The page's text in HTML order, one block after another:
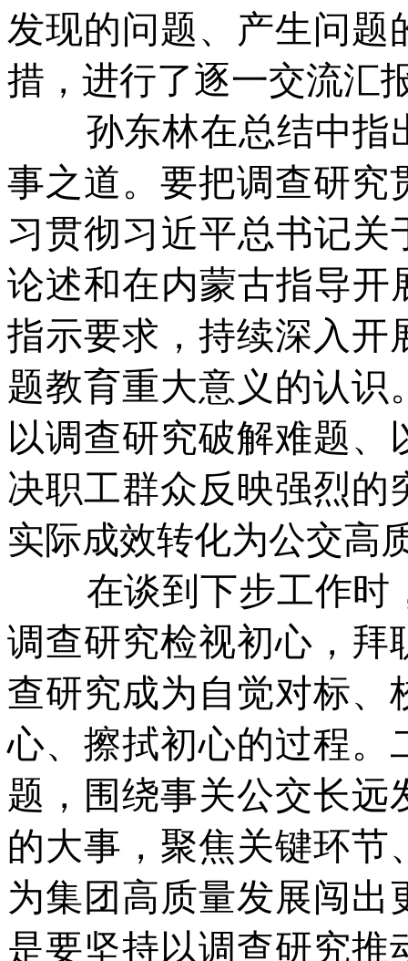
发现的问题、产生问题
措，进行了逐一交流汇
孙东林在总结中指
事之道。要把调查研究
习贯彻习近平总书记关
论述和在内蒙古指导开
指示要求，持续深入开
题教育重大意义的认识
以调查研究破解难题、
决职工群众反映强烈的
实际成效转化为公交高
在谈到下步工作时
调查研究检视初心，拜
查研究成为自觉对标、
心、擦拭初心的过程。
题，围绕事关公交长远
的大事，聚焦关键环节
为集团高质量发展闯出
是要坚持以调查研究推